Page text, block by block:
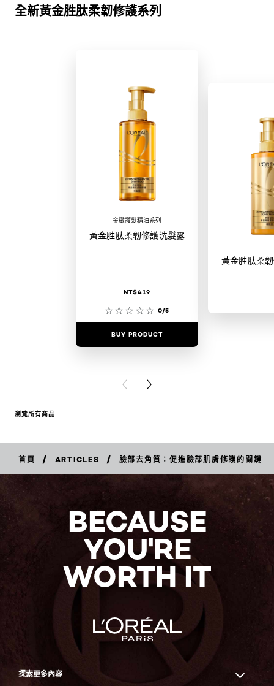
全新黃金胜肽柔韌修護系列
金緻護髮精油系列
黃金胜肽柔韌修護洗髮露
NT$419
0/5
BUY PRODUCT
黃金胜肽柔
PREVIOUS CARD
NEXT CARD
瀏覽所有商品
首頁 / ARTICLES / 臉部去角質：促進臉部肌膚修護的關鍵
BECAUSE
YOU'RE
WORTH IT
探索更多內容